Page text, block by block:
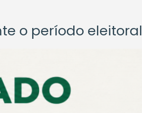
o período eleitoral